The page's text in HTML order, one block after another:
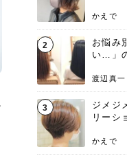
かえで
2
お悩み
い…」
渡辺真一
3
ジメジ
リーシ
かえで